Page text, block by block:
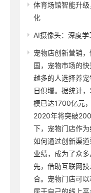
体育场馆智能升
化
AI摄像头：深度
宠物店创新营销
国，宠物市场的
越多的人选择养
日俱增。据统计
模已达1700亿元
2020年将突破
下，宠物门店作为
如何通过创新渠
业绩，成为了众
先，借助互联网
合。宠物门店可
属于自己的线上